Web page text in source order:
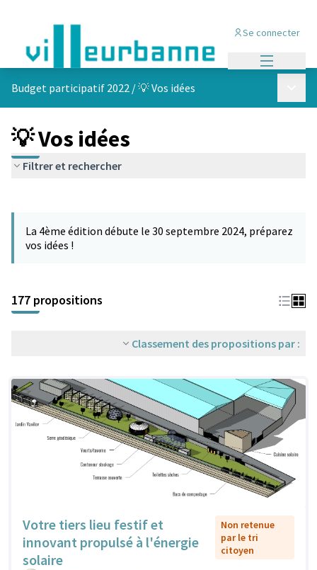
Se connecter
Budget participatif 2022 /💡 Vos idées
💡 Vos idées
Filtrer et rechercher
−
La 4ème édition débute le 30 septembre 2024, préparez
vos idées !
177 propositions
Classement des propositions par :
Votre tiers lieu festif et
innovant propulsé à l'énergie
solaire
Non retenue
par le tri
citoyen